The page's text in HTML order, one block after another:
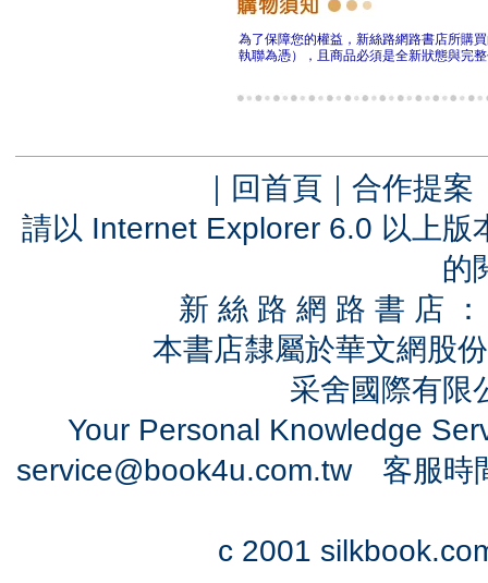
為了保障您的權益，新絲路網路書店所購
執聯為憑），且商品必須是全新狀態與完
｜ 回首頁 ｜ 合作提案
請以 Internet Explorer 6.0 以上
的
新 絲 路 網 路 書 店
本書店隸屬於華文網股
采舍國際有
Your Personal Knowledge
service@book4u.com.tw客服時
c 2001